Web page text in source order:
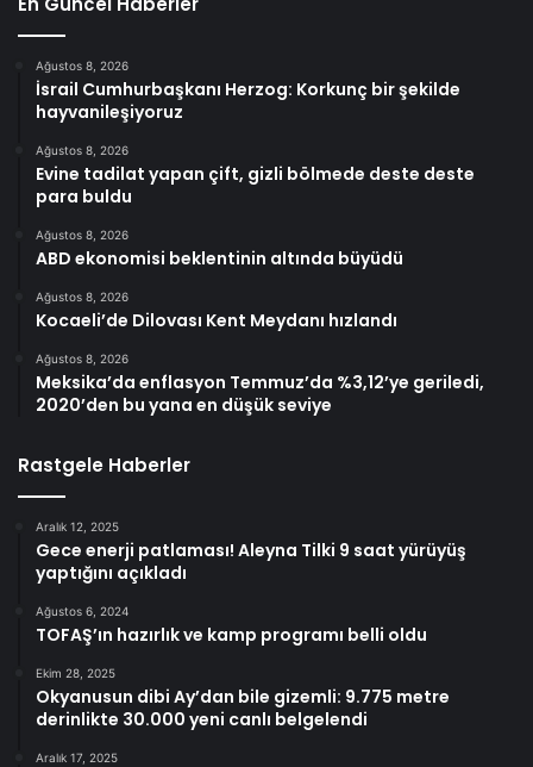
Ağustos 8, 2026
İsrail Cumhurbaşkanı Herzog: Korkunç bir şekilde
hayvanileşiyoruz
Ağustos 8, 2026
Evine tadilat yapan çift, gizli bölmede deste deste
para buldu
Ağustos 8, 2026
ABD ekonomisi beklentinin altında büyüdü
Ağustos 8, 2026
Kocaeli’de Dilovası Kent Meydanı hızlandı
Ağustos 8, 2026
Meksika’da enflasyon Temmuz’da %3,12’ye geriledi,
2020’den bu yana en düşük seviye
Rastgele Haberler
Aralık 12, 2025
Gece enerji patlaması! Aleyna Tilki 9 saat yürüyüş
yaptığını açıkladı
Ağustos 6, 2024
TOFAŞ’ın hazırlık ve kamp programı belli oldu
Ekim 28, 2025
Okyanusun dibi Ay’dan bile gizemli: 9.775 metre
derinlikte 30.000 yeni canlı belgelendi
Aralık 17, 2025